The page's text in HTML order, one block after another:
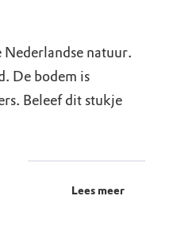
Nederlandse natuur.
De bodem is
Beleef dit stukje
Lees meer